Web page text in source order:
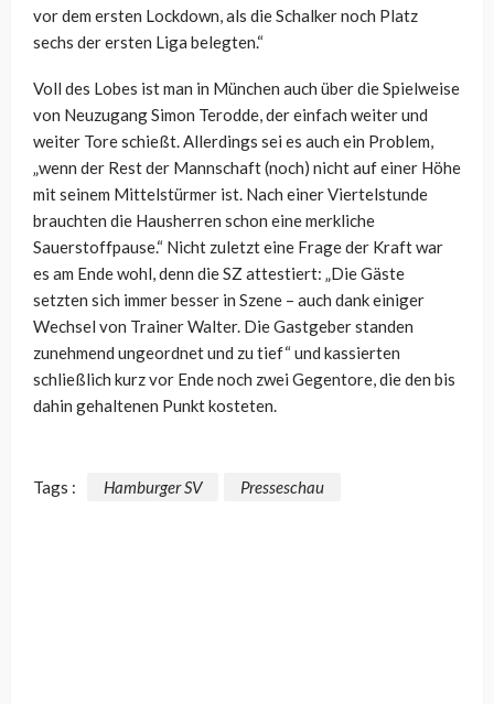
vor dem ersten Lockdown, als die Schalker noch Platz
sechs der ersten Liga belegten.“
Voll des Lobes ist man in München auch über die Spielweise
von Neuzugang Simon Terodde, der einfach weiter und
weiter Tore schießt. Allerdings sei es auch ein Problem,
„wenn der Rest der Mannschaft (noch) nicht auf einer Höhe
mit seinem Mittelstürmer ist. Nach einer Viertelstunde
brauchten die Hausherren schon eine merkliche
Sauerstoffpause.“ Nicht zuletzt eine Frage der Kraft war
es am Ende wohl, denn die SZ attestiert: „Die Gäste
setzten sich immer besser in Szene – auch dank einiger
Wechsel von Trainer Walter. Die Gastgeber standen
zunehmend ungeordnet und zu tief“ und kassierten
schließlich kurz vor Ende noch zwei Gegentore, die den bis
dahin gehaltenen Punkt kosteten.
Tags : Hamburger SV Presseschau